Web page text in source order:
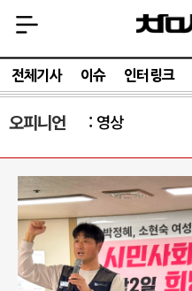
전체기사 이슈 인터링크
오피니언 영상